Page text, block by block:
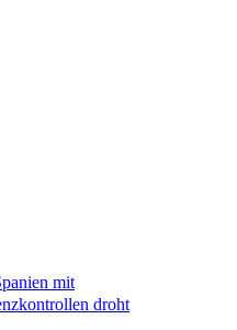
mit
droht